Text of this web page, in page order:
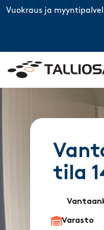
Skip to content
Vuokraus ja
tila
Varasto